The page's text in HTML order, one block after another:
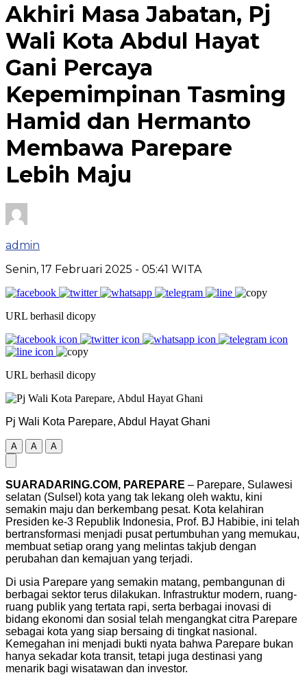
Akhiri Masa Jabatan, Pj
Wali Kota Abdul Hayat
Gani Percaya
Kepemimpinan Tasming
Hamid dan Hermanto
Membawa Parepare
Lebih Maju
admin
Senin, 17 Februari 2025 - 05:41 WITA
URL berhasil dicopy
URL berhasil dicopy
Pj Wali Kota Parepare, Abdul Hayat Ghani
A A A
SUARADARING.COM, PAREPARE – Parepare, Sulawesi
selatan (Sulsel) kota yang tak lekang oleh waktu, kini
semakin maju dan berkembang pesat. Kota kelahiran
Presiden ke-3 Republik Indonesia, Prof. BJ Habibie, ini telah
bertransformasi menjadi pusat pertumbuhan yang memukau,
membuat setiap orang yang melintas takjub dengan
perubahan dan kemajuan yang terjadi.
Di usia Parepare yang semakin matang, pembangunan di
berbagai sektor terus dilakukan. Infrastruktur modern, ruang-
ruang publik yang tertata rapi, serta berbagai inovasi di
bidang ekonomi dan sosial telah mengangkat citra Parepare
sebagai kota yang siap bersaing di tingkat nasional.
Kemegahan ini menjadi bukti nyata bahwa Parepare bukan
hanya sekadar kota transit, tetapi juga destinasi yang
menarik bagi wisatawan dan investor.